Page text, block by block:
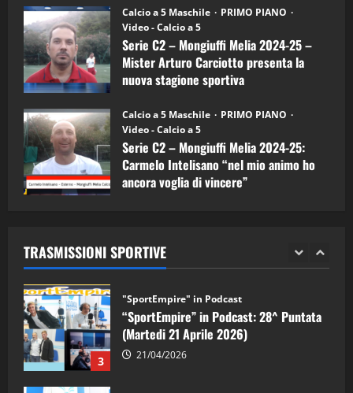
Calcio a 5 Maschile
PRIMO PIANO
Video - Calcio a 5
Serie C2 – Mongiuffi Melia 2024-25 –
Mister Arturo Carciotto presenta la
nuova stagione sportiva
Calcio a 5 Maschile
PRIMO PIANO
Video - Calcio a 5
Serie C2 – Mongiuffi Melia 2024-25:
Carmelo Intelisano “nel mio animo ho
ancora voglia di vincere”
TRASMISSIONI SPORTIVE
5
“SportEmpire” in Podcast: 26^ Puntata
(Martedi 07 Aprile 2026)
08/04/2026
1
“SportEmpire” in Podcast: 30^ Puntata
(Martedi 05 Maggio 2026)
08/05/2026
2 28/04/2026
3
"SportEmpire" in Podcast
“SportEmpire” in Podcast: 28^ Puntata
(Martedi 21 Aprile 2026)
21/04/2026